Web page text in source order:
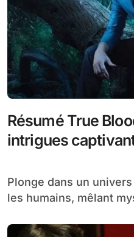
Résumé True
intrigues
Plonge dans un univers où les vampires côtoient
les humains, mêlant